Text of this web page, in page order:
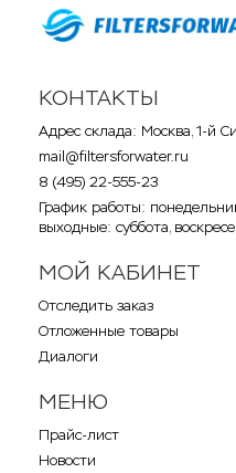
КОНТАКТЫ
Адрес склада: Москва, 1-й
mail@filtersforwater.ru
8 (495) 22-555-23
График работы:
выходные: суббота,
МОЙ КАБИНЕТ
Отследить заказ
Отложенные товары
Диалоги
МЕНЮ
Прайс-лист
Новости